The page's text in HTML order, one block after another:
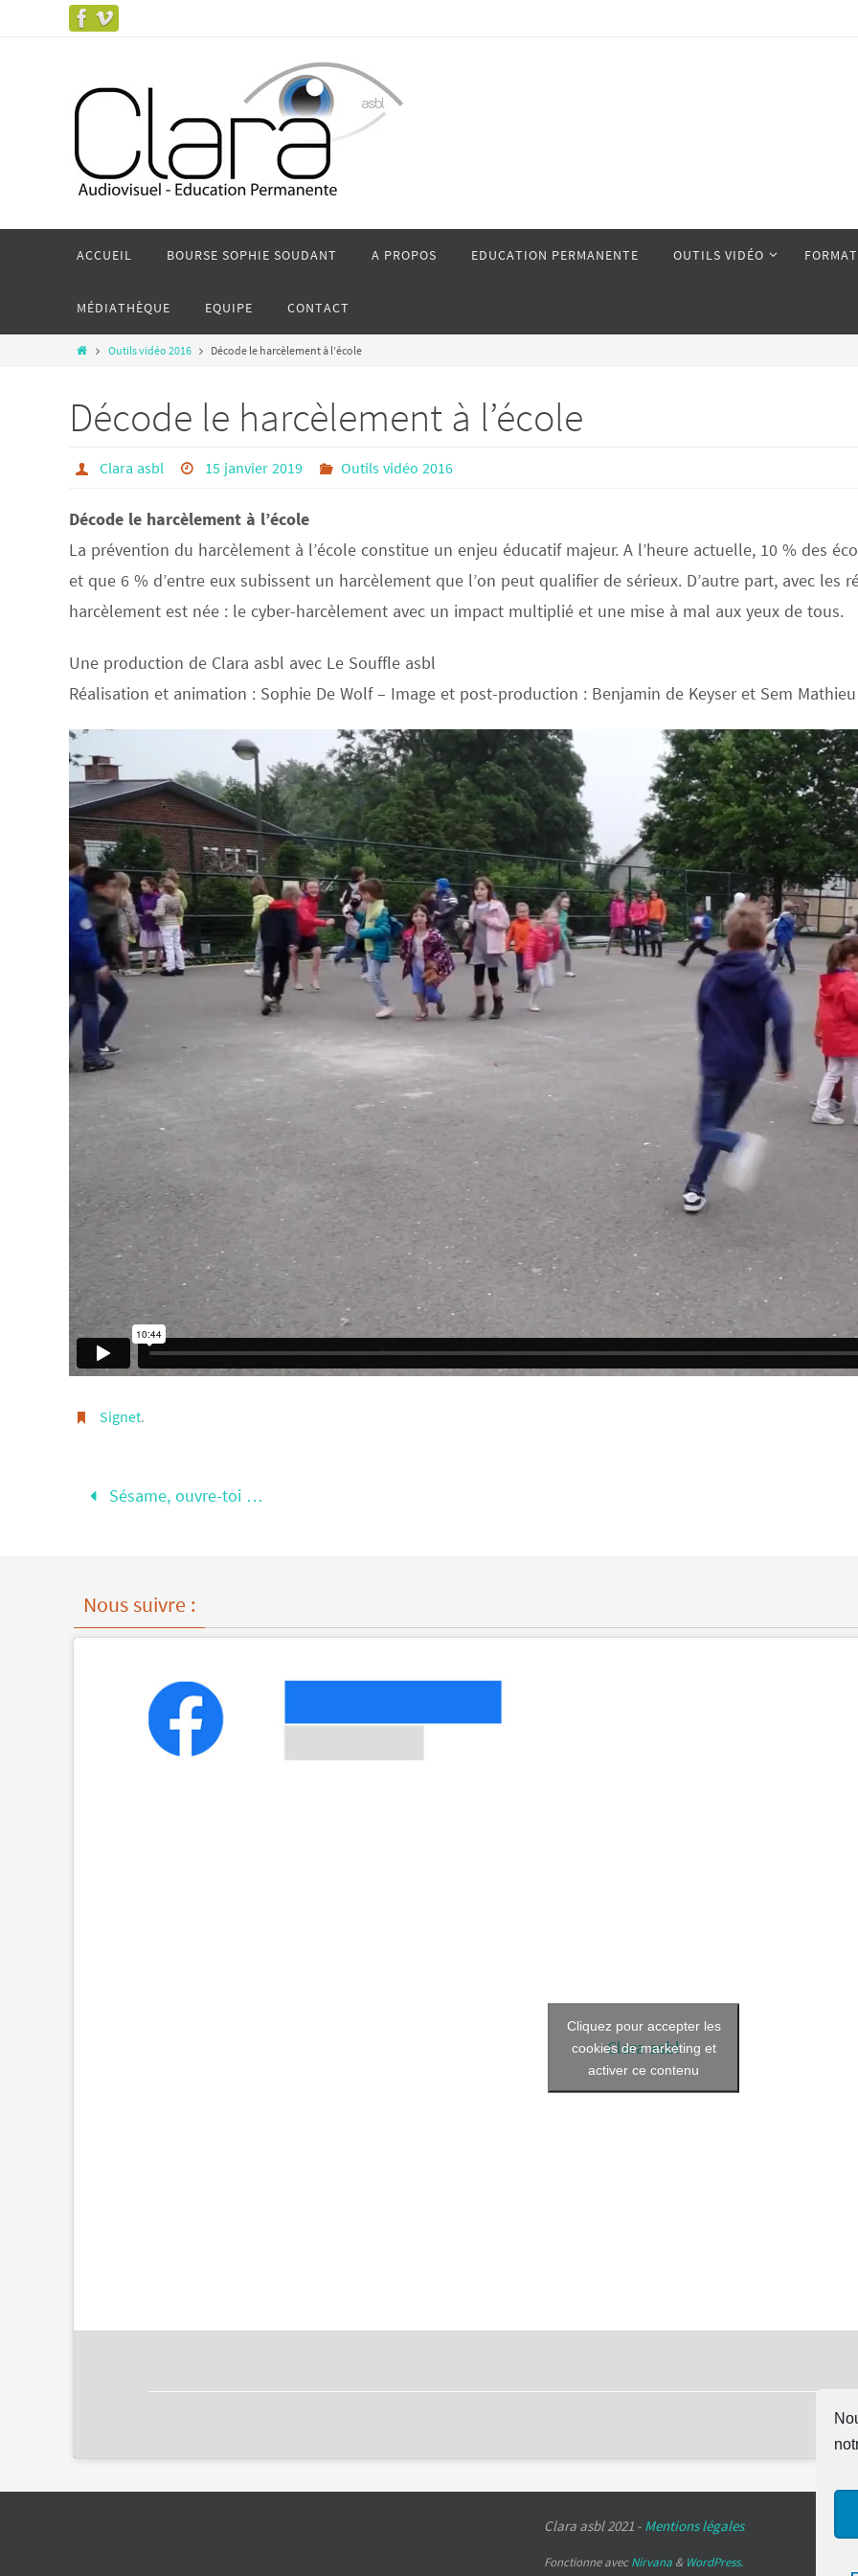
ACCUEIL BOURSE SOPHIE SOUDANT A PROPOS EDUCATION PERMANENTE OUTILS VIDÉO
MÉDIATHÈQUE EQUIPE CONTACT
Outils vidéo 2016 Décode le harcèlement à l’école
Décode le harcèlement à l’école
Clara asbl 15 janvier 2019 Outils vidéo 2016
Décode le harcèlement à l’école
La prévention du harcèlement à l’école constitue un enjeu éducatif majeur. A l’heure actuelle, 10 % des
et que 6 % d’entre eux subissent un harcèlement que l’on peut qualifier de sérieux. D’autre part, avec les
harcèlement est née : le cyber-harcèlement avec un impact multiplié et une mise à mal aux yeux de tous.
Une production de Clara asbl avec Le Souffle asbl
Réalisation et animation : Sophie De Wolf – Image et post-production : Benjamin de Keyser et Sem Mathieu
Signet.
Sésame, ouvre-toi …
Nous suivre :
Clara asbl
Cliquez pour accepter les
cookies de marketing et
activer ce contenu
Clara asbl 2021 - Mentions légales
Fonctionne avecNirvana & WordPress.